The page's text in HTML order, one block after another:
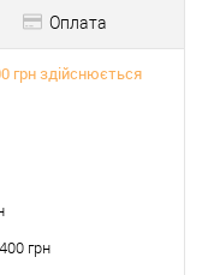
Оплата
грн здійснюється
грн